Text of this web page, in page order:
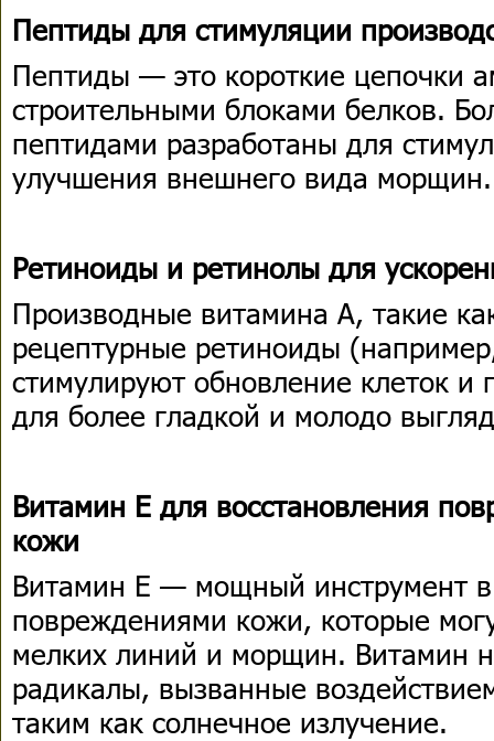
Пептиды для стимуляции
Пептиды — это короткие цепочки
строительными блоками белков.
пептидами разработаны для
улучшения внешнего вида
Ретиноиды и ретинолы для
Производные витамина А, такие
рецептурные ретиноиды
стимулируют обновление клеток и
для более гладкой и молодо
Витамин Е для восстановления
кожи
Витамин E — мощный инструмент в
повреждениями кожи, которые
мелких линий и морщин. Витамин
радикалы, вызванные
таким как солнечное излучение.